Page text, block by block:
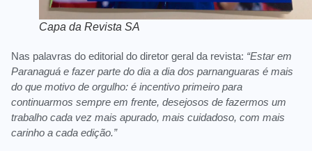
Capa da Revista SA
Nas palavras do editorial do diretor geral da revista: “Estar em
Paranaguá e fazer parte do dia a dia dos parnanguaras é mais
do que motivo de orgulho: é incentivo primeiro para
continuarmos sempre em frente, desejosos de fazermos um
trabalho cada vez mais apurado, mais cuidadoso, com mais
carinho a cada edição.”